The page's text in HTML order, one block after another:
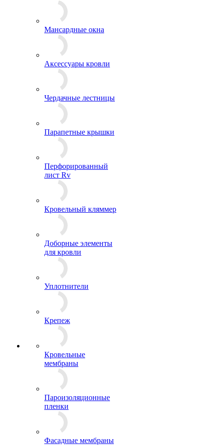
Мансардные окна
Аксессуары кровли
Чердачные лестницы
Парапетные крышки
Перфорированный
лист Rv
Кровельный кляммер
Доборные элементы
для кровли
Уплотнители
Крепеж
Кровельные
мембраны
Пароизоляционные
пленки
Фасадные мембраны